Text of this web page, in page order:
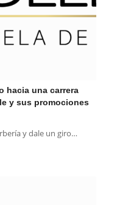
hacia una carrera
y sus promociones
y dale un giro…